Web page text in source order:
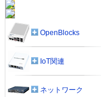
OpenBlocks
IoT関連
ネットワーク